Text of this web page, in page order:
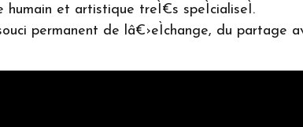
et artistique treÌ€s speÌcialiseÌ.
permanent de lâ€›eÌchange, du partage